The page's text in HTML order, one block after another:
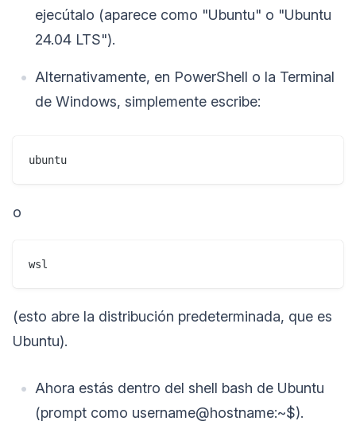
ejecútalo (aparece como "Ubuntu" o "Ubuntu
24.04 LTS").
Alternativamente, en PowerShell o la Terminal
de Windows, simplemente escribe:
ubuntu
o
wsl
(esto abre la distribución predeterminada, que es
Ubuntu).
Ahora estás dentro del shell bash de Ubuntu
(prompt como username@hostname:~$).